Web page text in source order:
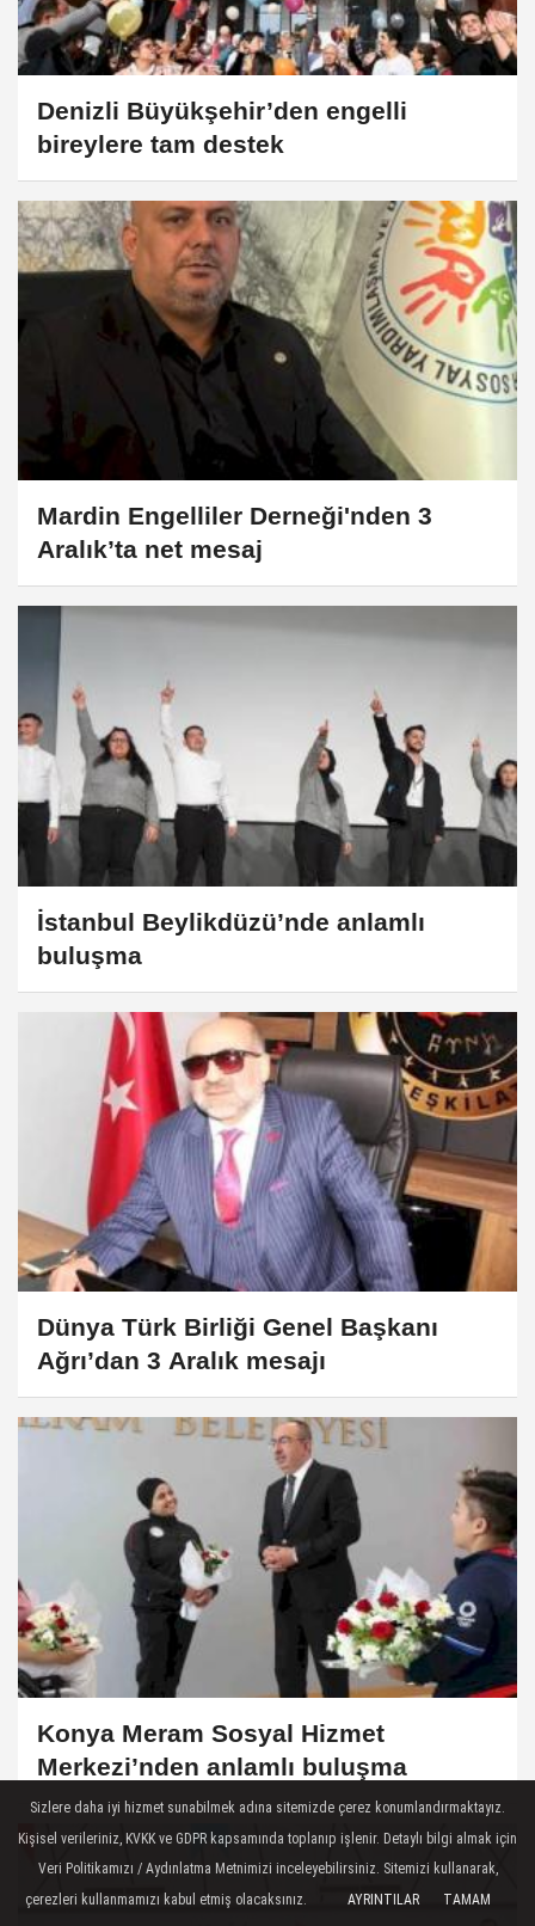
Denizli Büyükşehir’den engelli
bireylere tam destek
Mardin Engelliler Derneği'nden 3
Aralık’ta net mesaj
İstanbul Beylikdüzü’nde anlamlı
buluşma
Dünya Türk Birliği Genel Başkanı
Ağrı’dan 3 Aralık mesajı
Konya Meram Sosyal Hizmet
Merkezi’nden anlamlı buluşma
Sizlere daha iyi hizmet sunabilmek adına sitemizde çerez konumlandırmaktayız.
Kişisel verileriniz, KVKK ve GDPR kapsamında toplanıp işlenir. Detaylı bilgi almak için
Veri Politikamızı / Aydınlatma Metnimizi inceleyebilirsiniz. Sitemizi kullanarak,
çerezleri kullanmamızı kabul etmiş olacaksınız.
AYRINTILAR TAMAM